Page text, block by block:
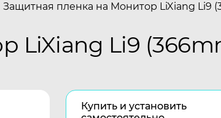
Защитная пленка на Монитор LiXiang Li9
LiXiang Li9
Купить и установить